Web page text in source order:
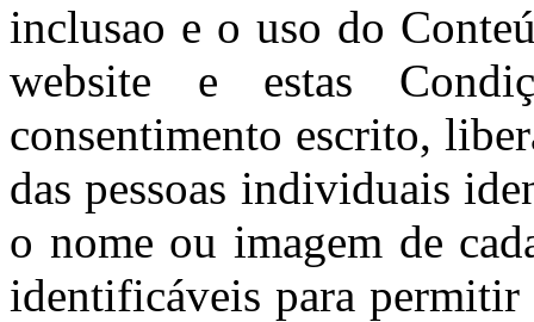
inclusao e o uso do
website e estas
consentimento escrito,
das pessoas individuais
o nome ou imagem de
identificáveis para